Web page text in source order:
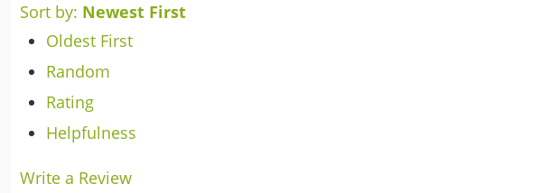
Sort by: Newest First
Oldest First
Random
Rating
Helpfulness
Write a Review